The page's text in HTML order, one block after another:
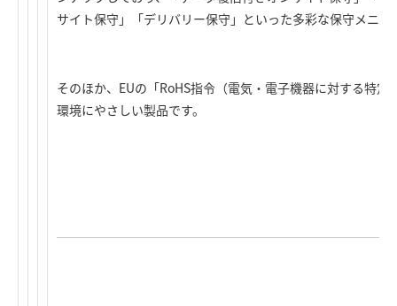
サイト保守」「デリバリー保守」といった多彩な保守メニ
そのほか、EUの「RoHS指令（電気・電子機器に対する特
環境にやさしい製品です。